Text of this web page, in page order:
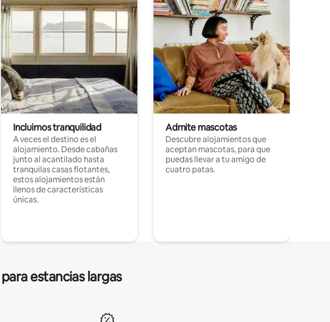
Incluimos tranquilidad
A veces el destino es el
alojamiento. Desde cabañas
junto al acantilado hasta
tranquilas casas flotantes,
estos alojamientos están
llenos de características
únicas.
Admite mascotas
Descubre alojamientos que
aceptan mascotas, para que
puedas llevar a tu amigo de
cuatro patas.
estancias largas